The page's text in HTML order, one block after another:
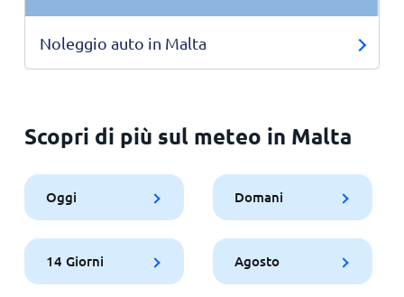
Noleggio auto in Malta
Scopri di più sul meteo in Malta
Oggi Domani
14 Giorni Agosto